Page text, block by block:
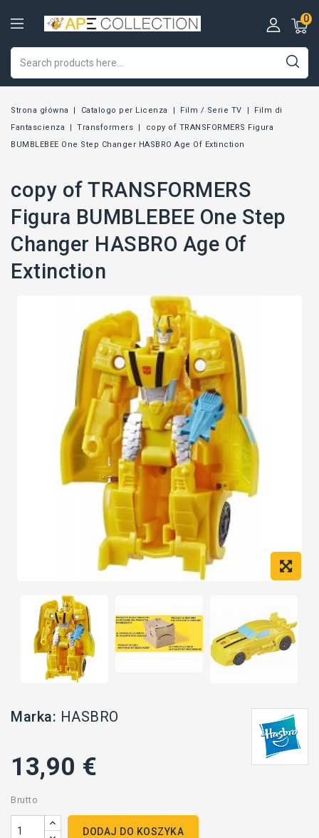
0
Strona główna Catalogo per Licenza Film / Serie TV
Film di
Fantascienza
Transformers
copy of TRANSFORMERS Figura
BUMBLEBEE One Step Changer HASBRO Age Of Extinction
copy of TRANSFORMERS
Figura BUMBLEBEE One Step
Changer HASBRO Age Of
Extinction
Marka: HASBRO
13,90 €
Brutto
DODAJ DO KOSZYKA